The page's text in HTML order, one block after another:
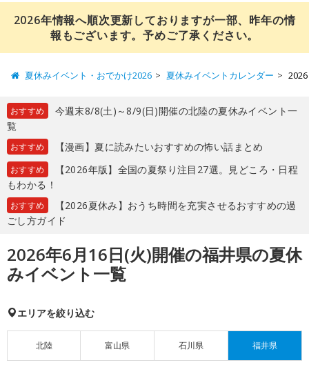
2026年情報へ順次更新しておりますが一部、昨年の情
報もございます。予めご了承ください。
夏休みイベント・おでかけ2026 夏休みイベントカレンダー
おすすめ
今週末8/8(土)～8/9(日)開催の北陸の夏休みイベント一
覧
おすすめ 【漫画】夏に読みたいおすすめの怖い話まとめ
おすすめ
【2026年版】全国の夏祭り注目27選。見どころ・日程
もわかる！
おすすめ
【2026夏休み】おうち時間を充実させるおすすめの過
ごし方ガイド
2026年6月16日(火)開催の福井県の夏休
みイベント一覧
エリアを絞り込む
北陸 富山県 石川県 福井県